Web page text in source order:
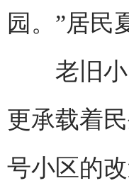
园。”居民
老旧小区
更承载着
号小区的